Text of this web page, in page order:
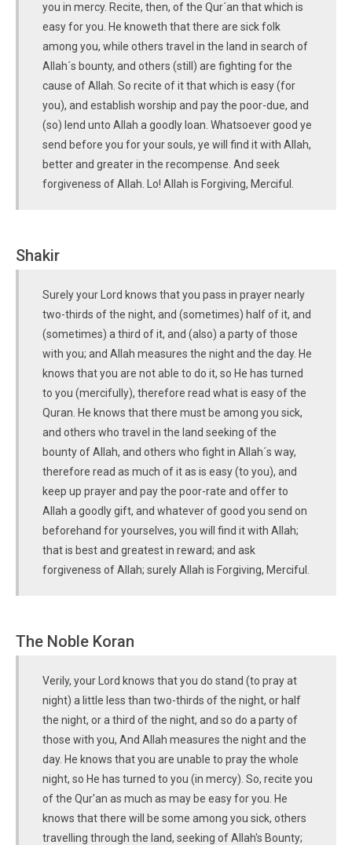
you in mercy. Recite, then, of the Qur´an that which is
easy for you. He knoweth that there are sick folk
among you, while others travel in the land in search of
Allah´s bounty, and others (still) are fighting for the
cause of Allah. So recite of it that which is easy (for
you), and establish worship and pay the poor-due, and
(so) lend unto Allah a goodly loan. Whatsoever good ye
send before you for your souls, ye will find it with Allah,
better and greater in the recompense. And seek
forgiveness of Allah. Lo! Allah is Forgiving, Merciful.
Shakir
Surely your Lord knows that you pass in prayer nearly
two-thirds of the night, and (sometimes) half of it, and
(sometimes) a third of it, and (also) a party of those
with you; and Allah measures the night and the day. He
knows that you are not able to do it, so He has turned
to you (mercifully), therefore read what is easy of the
Quran. He knows that there must be among you sick,
and others who travel in the land seeking of the
bounty of Allah, and others who fight in Allah´s way,
therefore read as much of it as is easy (to you), and
keep up prayer and pay the poor-rate and offer to
Allah a goodly gift, and whatever of good you send on
beforehand for yourselves, you will find it with Allah;
that is best and greatest in reward; and ask
forgiveness of Allah; surely Allah is Forgiving, Merciful.
The Noble Koran
Verily, your Lord knows that you do stand (to pray at
night) a little less than two-thirds of the night, or half
the night, or a third of the night, and so do a party of
those with you, And Allah measures the night and the
day. He knows that you are unable to pray the whole
night, so He has turned to you (in mercy). So, recite you
of the Qur'an as much as may be easy for you. He
knows that there will be some among you sick, others
travelling through the land, seeking of Allah's Bounty;